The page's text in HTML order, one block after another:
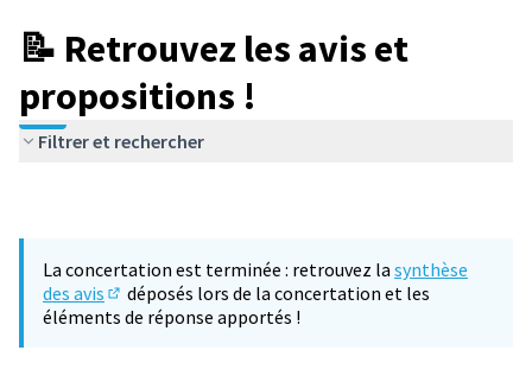
📝 Retrouvez les avis et
propositions !
Filtrer et rechercher
La concertation est terminée : retrouvez la synthèse
des avis
(S'ouvre dans un nouvel onglet)
déposés lors de la concertation et les
éléments de réponse apportés !